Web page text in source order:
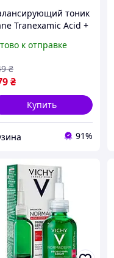
тоник
Tranexamic Acid +
Toner для
50 мл
к отправке
₴
₴
Купить
91%